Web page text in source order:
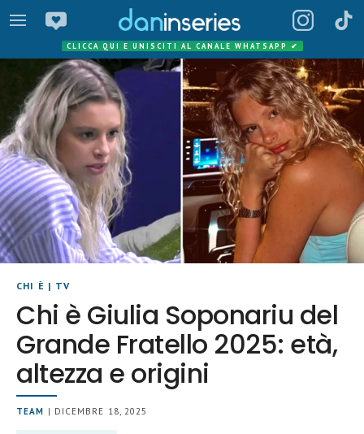
CLICCA QUI E UNISCITI AL CANALE WHATSAPP ✔
CHI È | TV
Chi è Giulia Soponariu del
Grande Fratello 2025: età,
altezza e origini
TEAM | DICEMBRE 18, 2025